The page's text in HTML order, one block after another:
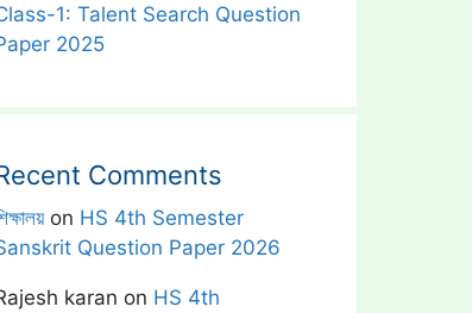
1: Talent Search Question
2025
Comments
on HS 4th Semester
Question Paper 2026
karan on HS 4th